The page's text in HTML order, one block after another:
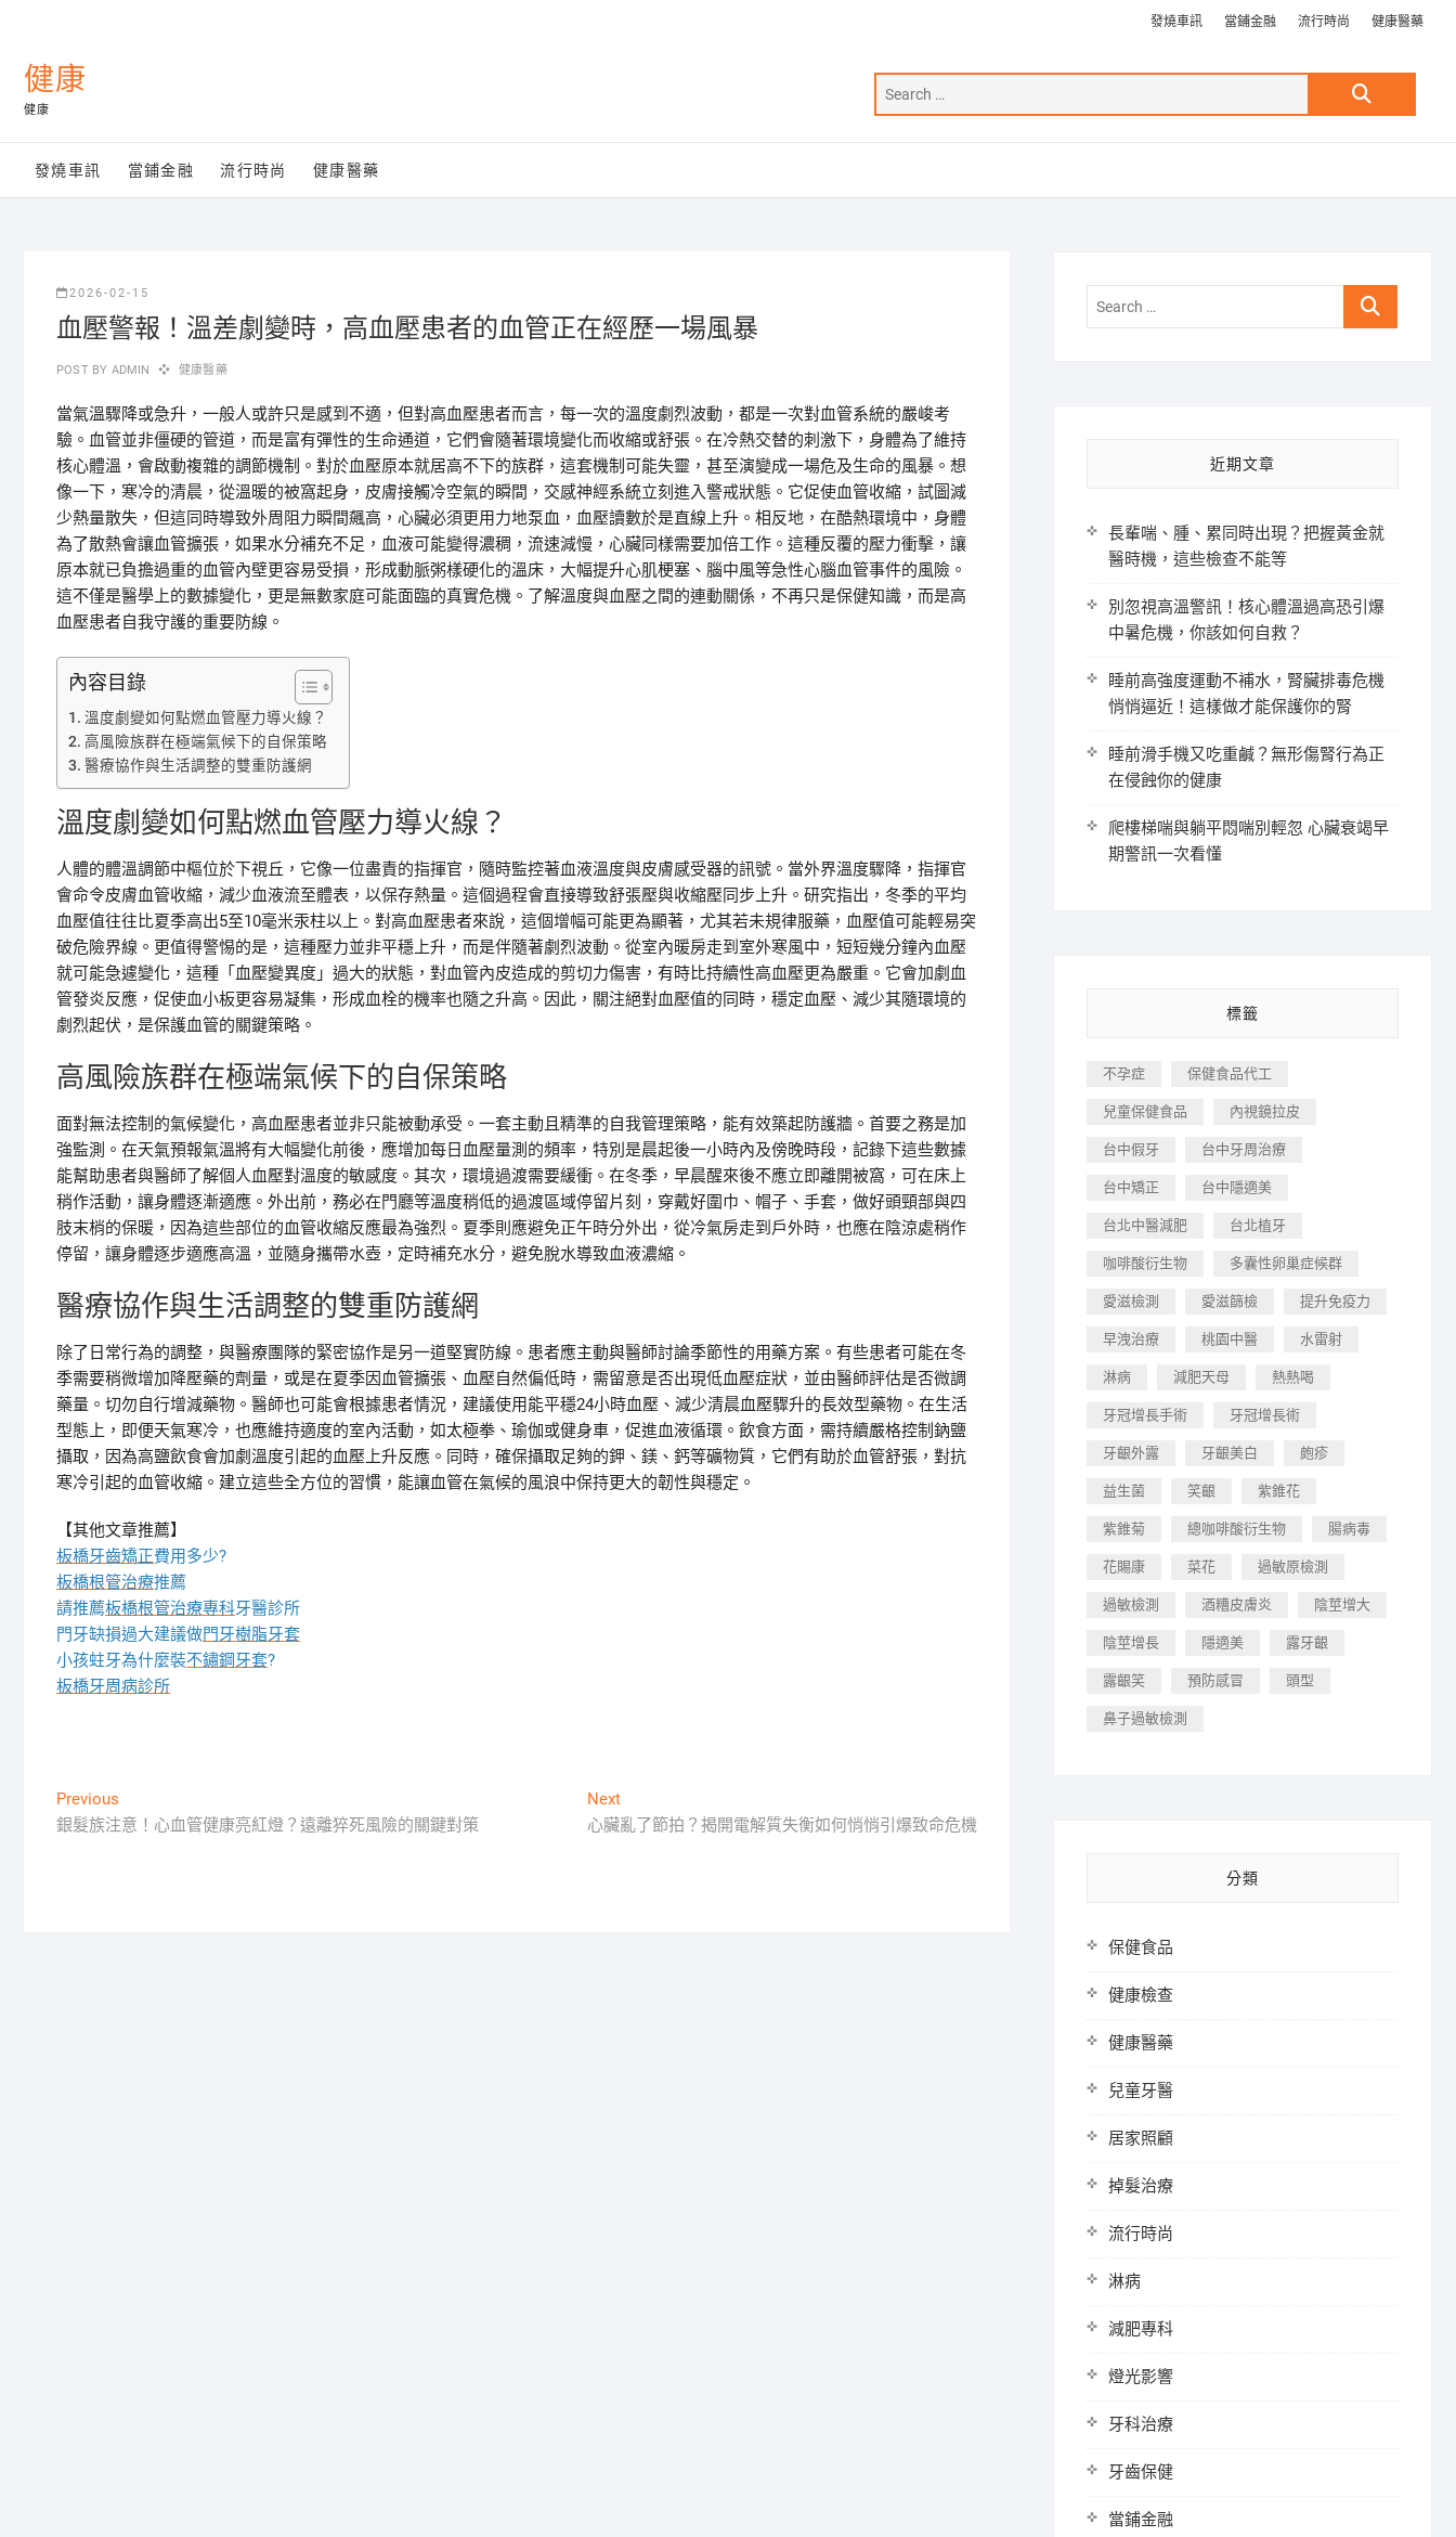
content
發燒車訊 當鋪金融 流行時尚 健康醫藥
健康
健康
Search
發燒車訊 當鋪金融 流行時尚 健康醫藥
2026-02-15
血壓警報！溫差劇變時，高血壓患者的血管正在經歷一場風暴
POST BY ADMIN 健康醫藥
當氣溫驟降或急升，一般人或許只是感到不適，但對高血壓患者而言，每一次的溫度劇烈波動，都是一次對血管系統的嚴峻考
驗。血管並非僵硬的管道，而是富有彈性的生命通道，它們會隨著環境變化而收縮或舒張。在冷熱交替的刺激下，身體為了維持
核心體溫，會啟動複雜的調節機制。對於血壓原本就居高不下的族群，這套機制可能失靈，甚至演變成一場危及生命的風暴。想
像一下，寒冷的清晨，從溫暖的被窩起身，皮膚接觸冷空氣的瞬間，交感神經系統立刻進入警戒狀態。它促使血管收縮，試圖減
少熱量散失，但這同時導致外周阻力瞬間飆高，心臟必須更用力地泵血，血壓讀數於是直線上升。相反地，在酷熱環境中，身體
為了散熱會讓血管擴張，如果水分補充不足，血液可能變得濃稠，流速減慢，心臟同樣需要加倍工作。這種反覆的壓力衝擊，讓
原本就已負擔過重的血管內壁更容易受損，形成動脈粥樣硬化的溫床，大幅提升心肌梗塞、腦中風等急性心腦血管事件的風險。
這不僅是醫學上的數據變化，更是無數家庭可能面臨的真實危機。了解溫度與血壓之間的連動關係，不再只是保健知識，而是高
血壓患者自我守護的重要防線。
內容目錄
溫度劇變如何點燃血管壓力導火線？
高風險族群在極端氣候下的自保策略
醫療協作與生活調整的雙重防護網
溫度劇變如何點燃血管壓力導火線？
人體的體溫調節中樞位於下視丘，它像一位盡責的指揮官，隨時監控著血液溫度與皮膚感受器的訊號。當外界溫度驟降，指揮官
會命令皮膚血管收縮，減少血液流至體表，以保存熱量。這個過程會直接導致舒張壓與收縮壓同步上升。研究指出，冬季的平均
血壓值往往比夏季高出5至10毫米汞柱以上。對高血壓患者來說，這個增幅可能更為顯著，尤其若未規律服藥，血壓值可能輕易突
破危險界線。更值得警惕的是，這種壓力並非平穩上升，而是伴隨著劇烈波動。從室內暖房走到室外寒風中，短短幾分鐘內血壓
就可能急遽變化，這種「血壓變異度」過大的狀態，對血管內皮造成的剪切力傷害，有時比持續性高血壓更為嚴重。它會加劇血
管發炎反應，促使血小板更容易凝集，形成血栓的機率也隨之升高。因此，關注絕對血壓值的同時，穩定血壓、減少其隨環境的
劇烈起伏，是保護血管的關鍵策略。
高風險族群在極端氣候下的自保策略
面對無法控制的氣候變化，高血壓患者並非只能被動承受。一套主動且精準的自我管理策略，能有效築起防護牆。首要之務是加
強監測。在天氣預報氣溫將有大幅變化前後，應增加每日血壓量測的頻率，特別是晨起後一小時內及傍晚時段，記錄下這些數據
能幫助患者與醫師了解個人血壓對溫度的敏感度。其次，環境過渡需要緩衝。在冬季，早晨醒來後不應立即離開被窩，可在床上
稍作活動，讓身體逐漸適應。外出前，務必在門廳等溫度稍低的過渡區域停留片刻，穿戴好圍巾、帽子、手套，做好頭頸部與四
肢末梢的保暖，因為這些部位的血管收縮反應最為強烈。夏季則應避免正午時分外出，從冷氣房走到戶外時，也應在陰涼處稍作
停留，讓身體逐步適應高溫，並隨身攜帶水壺，定時補充水分，避免脫水導致血液濃縮。
醫療協作與生活調整的雙重防護網
除了日常行為的調整，與醫療團隊的緊密協作是另一道堅實防線。患者應主動與醫師討論季節性的用藥方案。有些患者可能在冬
季需要稍微增加降壓藥的劑量，或是在夏季因血管擴張、血壓自然偏低時，需留意是否出現低血壓症狀，並由醫師評估是否微調
藥量。切勿自行增減藥物。醫師也可能會根據患者情況，建議使用能平穩24小時血壓、減少清晨血壓驟升的長效型藥物。在生活
型態上，即便天氣寒冷，也應維持適度的室內活動，如太極拳、瑜伽或健身車，促進血液循環。飲食方面，需持續嚴格控制鈉鹽
攝取，因為高鹽飲食會加劇溫度引起的血壓上升反應。同時，確保攝取足夠的鉀、鎂、鈣等礦物質，它們有助於血管舒張，對抗
寒冷引起的血管收縮。建立這些全方位的習慣，能讓血管在氣候的風浪中保持更大的韌性與穩定。
【其他文章推薦】
板橋牙齒矯正費用多少?
板橋根管治療推薦
請推薦板橋根管治療專科牙醫診所
門牙缺損過大建議做門牙樹脂牙套
小孩蛀牙為什麼裝不鏽鋼牙套?
板橋牙周病診所
文
章
Previous
post:
銀髮族注意！心血管健康亮紅燈？遠離猝死風險的關鍵對策
NextNext
post:
心臟亂了節拍？揭開電解質失衡如何悄悄引爆致命危機
Search
近期文章
長輩喘、腫、累同時出現？把握黃金就
醫時機，這些檢查不能等
別忽視高溫警訊！核心體溫過高恐引爆
中暑危機，你該如何自救？
睡前高強度運動不補水，腎臟排毒危機
悄悄逼近！這樣做才能保護你的腎
睡前滑手機又吃重鹹？無形傷腎行為正
在侵蝕你的健康
爬樓梯喘與躺平悶喘別輕忽 心臟衰竭早
期警訊一次看懂
標籤
不孕症 保健食品代工
兒童保健食品 內視鏡拉皮
台中假牙 台中牙周治療
台中矯正 台中隱適美
台北中醫減肥 台北植牙
咖啡酸衍生物 多囊性卵巢症候群
愛滋檢測 愛滋篩檢 提升免疫力
早洩治療 桃園中醫 水雷射
淋病 減肥天母 熱熱喝
牙冠增長手術 牙冠增長術
牙齦外露 牙齦美白 皰疹
益生菌 笑齦 紫錐花
紫錐菊 總咖啡酸衍生物 腸病毒
花賜康 菜花 過敏原檢測
過敏檢測 酒糟皮膚炎 陰莖增大
陰莖增長 隱適美 露牙齦
露齦笑 預防感冒 頭型
鼻子過敏檢測
分類
保健食品
健康檢查
健康醫藥
兒童牙醫
居家照顧
掉髮治療
流行時尚
淋病
減肥專科
燈光影響
牙科治療
牙齒保健
當鋪金融